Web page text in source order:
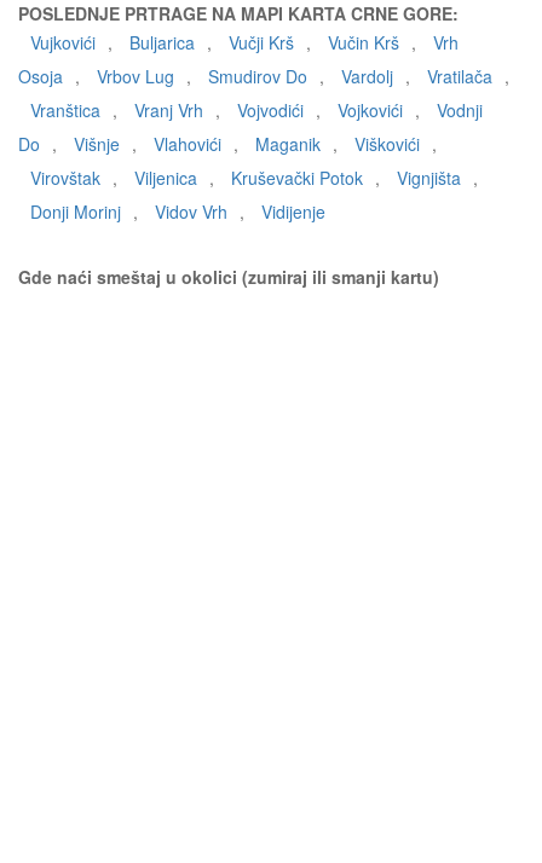
POSLEDNJE PRTRAGE NA MAPI KARTA CRNE GORE:
Vujkovići , Buljarica , Vučji Krš , Vučin Krš ,
Vrh
Osoja , Vrbov Lug , Smudirov Do , Vardolj , Vratilača ,
Vranštica , Vranj Vrh , Vojvodići , Vojkovići ,
Vodnji
Do , Višnje , Vlahovići , Maganik , Viškovići ,
Virovštak , Viljenica , Kruševački Potok , Vignjišta ,
Donji Morinj , Vidov Vrh , Vidijenje
Gde naći smeštaj u okolici (zumiraj ili smanji kartu)